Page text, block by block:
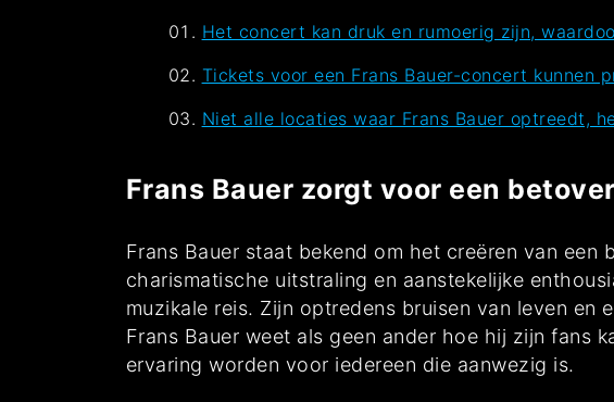
Het concert kan druk en rumoerig zijn,
Tickets voor een Frans Bauer-concert kunnen
Niet alle locaties waar Frans Bauer optreedt,
Frans Bauer zorgt voor een
Frans Bauer staat bekend om het creëren van
charismatische uitstraling en aanstekelijke
muzikale reis. Zijn optredens bruisen van leven
Frans Bauer weet als geen ander hoe hij zijn fans
ervaring worden voor iedereen die aanwezig is.